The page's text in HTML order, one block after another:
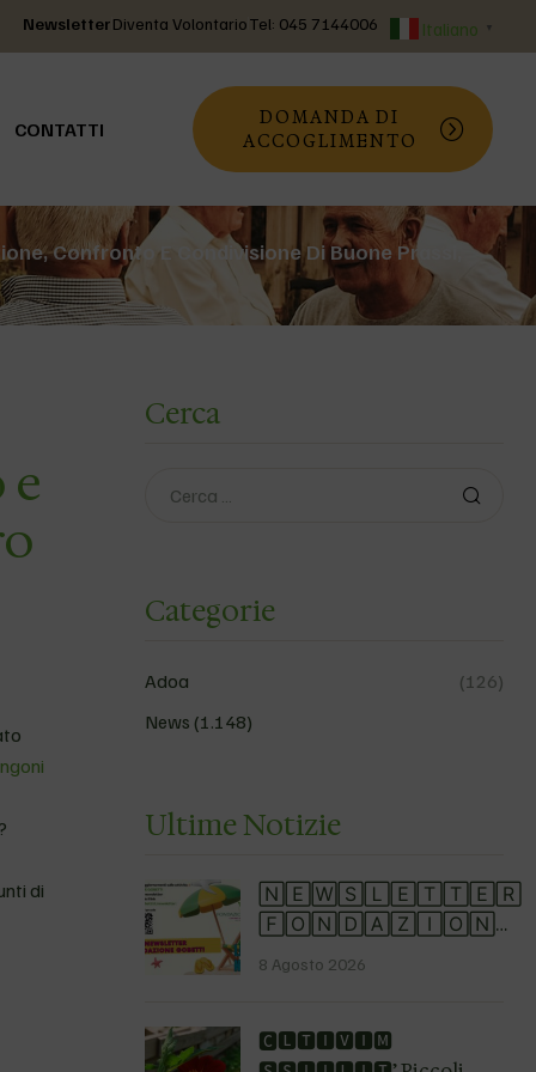
NewsletterDiventa VolontarioTel: 045 7144006 Italiano ▼
CONTATTI
DOMANDA DI
ACCOGLIMENTO
Confronto E Condivisione Di Buone Prassi,
di
Cerca
Categorie
Adoa
(126)
News (1.148)
Ultime Notizie
🄽🄴🅆🅂🄻🄴🅃🅃🄴🅁
🄵🄾🄽🄳🄰🅉🄸🄾🄽🄴
🄶🄾🄱🄴🅃🅃🄸 Resta
progetti e tutte le novità
8 Agosto 2026
🅲🅻🆃🅸🆅🅸🅼